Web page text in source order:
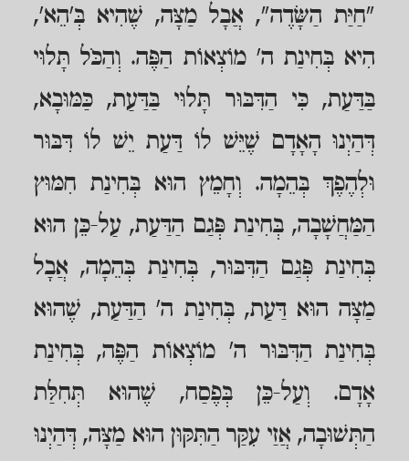
"חַיַּת הַשָּׂדֶה", אֲבָל מַצָּה, שֶׁהִיא בְּ'הֵא',
הִיא בְּחִינַת ה' מוֹצְאוֹת הַפֶּה. וְהַכֹּל תָּלוּי
בַּדַּעַת, כִּי הַדִּבּוּר תָּלוּי בַּדַּעַת, כַּמּוּבָא,
דְּהַיְנוּ הָאָדָם שֶׁיֵּשׁ לוֹ דַּעַת יֵשׁ לוֹ דִּבּוּר
וּלְהֶפֶךְ בְּהֵמָה. וְחָמֵץ הוּא בְּחִינַת חִמּוּץ
הַמַּחֲשָׁבָה, בְּחִינַת פְּגַם הַדַּעַת, עַל-כֵּן הוּא
בְּחִינַת פְּגַם הַדִּבּוּר, בְּחִינַת בְּהֵמָה, אֲבָל
מַצָּה הוּא דַּעַת, בְּחִינַת ה' הַדַּעַת, שֶׁהוּא
בְּחִינַת הַדִּבּוּר ה' מוֹצְאוֹת הַפֶּה, בְּחִינַת
אָדָם. וְעַל-כֵּן בְּפֶסַח, שֶׁהוּא תְּחִלַּת
הַתְּשׁוּבָה, אֲזַי עִקַּר הַתִּקּוּן הוּא מַצָּה, דְּהַיְנוּ